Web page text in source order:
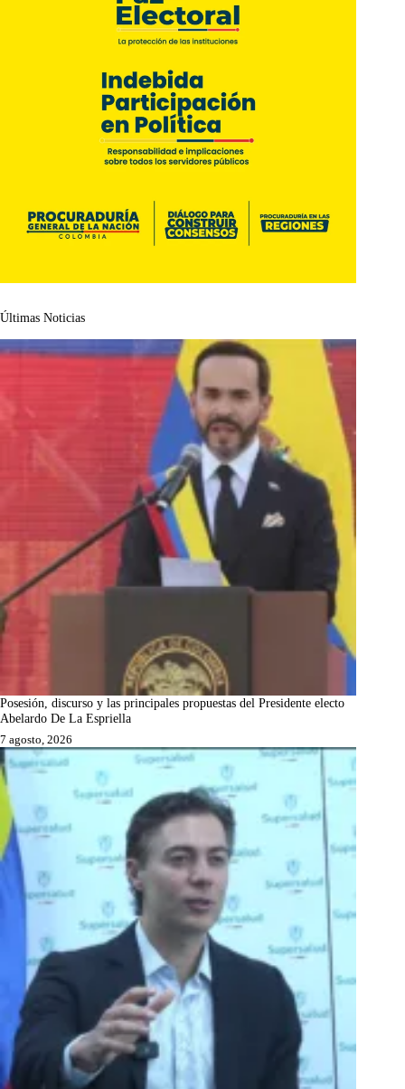
Últimas Noticias
Posesión, discurso y las principales propuestas del Presidente electo
Abelardo De La Espriella
7 agosto, 2026